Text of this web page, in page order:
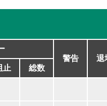
警告
退
止
総数